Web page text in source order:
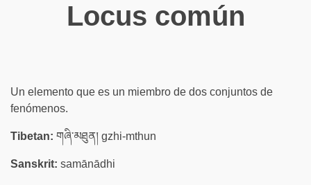
Locus común
Un elemento que es un miembro de dos conjuntos de
fenómenos.
Tibetan: གཞི་མཐུན། gzhi-mthun
Sanskrit: samānādhi